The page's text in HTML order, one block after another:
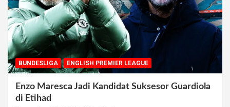
BUNDESLIGA ENGLISH PREMIER LEAGUE
Enzo Maresca Jadi Kandidat Suksesor Guardiola
di Etihad